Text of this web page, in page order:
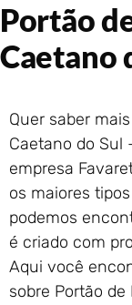
Portão
Caetano
Quer saber
Caetano do Sul
empresa
os maiores
podemos
é criado com
Aqui você
sobre Portão